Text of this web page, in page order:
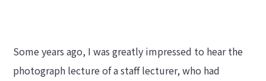
Some years ago, I was greatly impressed to hear the
photograph lecture of a staff lecturer, who had